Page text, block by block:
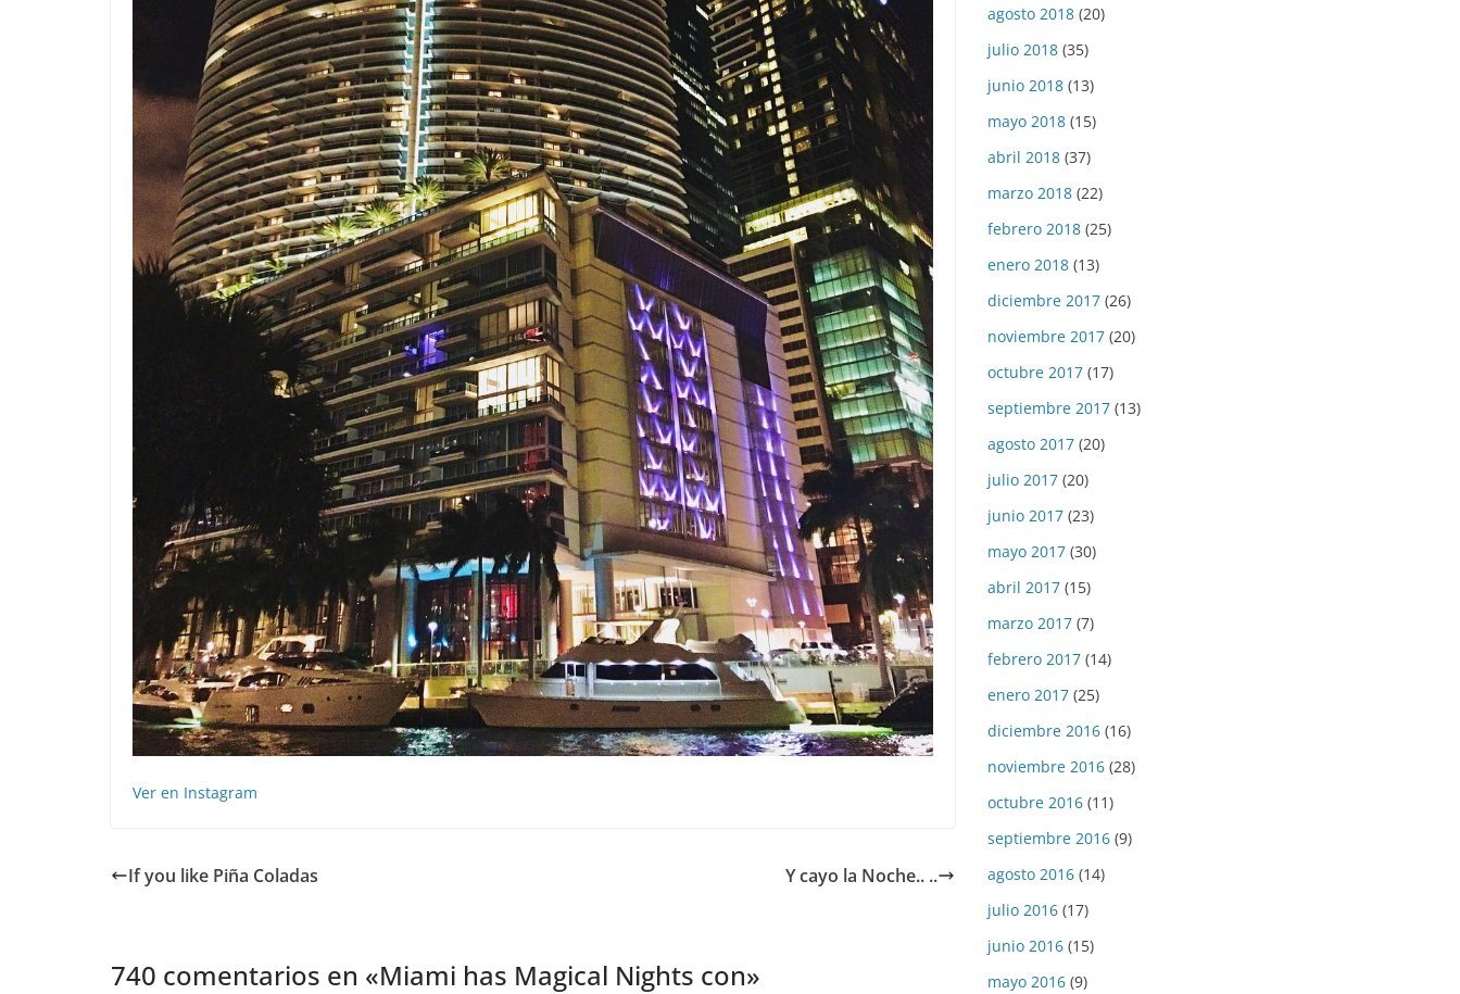
Ver en Instagram
If you like Piña Coladas Y cayo la Noche.. ..
740 comentarios en «Miami has Magical Nights con»
agosto 2018 (20)
julio 2018 (35)
junio 2018 (13)
mayo 2018 (15)
abril 2018 (37)
marzo 2018 (22)
febrero 2018 (25)
enero 2018 (13)
diciembre 2017 (26)
noviembre 2017 (20)
octubre 2017 (17)
septiembre 2017 (13)
agosto 2017 (20)
julio 2017 (20)
junio 2017 (23)
mayo 2017 (30)
abril 2017 (15)
marzo 2017 (7)
febrero 2017 (14)
enero 2017 (25)
diciembre 2016 (16)
noviembre 2016 (28)
octubre 2016 (11)
septiembre 2016 (9)
agosto 2016 (14)
julio 2016 (17)
junio 2016 (15)
mayo 2016 (9)